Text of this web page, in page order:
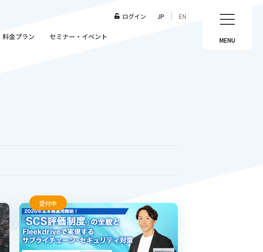
MENU
ログイン JP EN
料金プラン セミナー・イベント
受付中